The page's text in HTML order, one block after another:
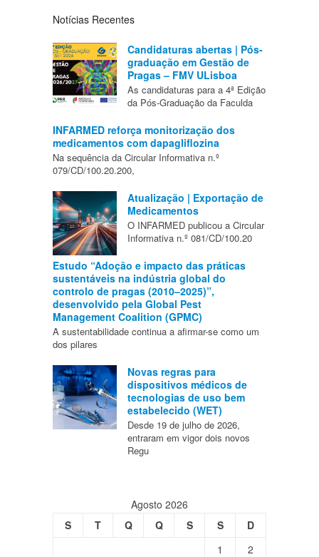
Notícias Recentes
Candidaturas abertas | Pós-
graduação em Gestão de
Pragas – FMV ULisboa
As candidaturas para a 4ª Edição
da Pós-Graduação da Faculda
INFARMED reforça monitorização dos
medicamentos com dapagliflozina
Na sequência da Circular Informativa n.º
079/CD/100.20.200,
Atualização | Exportação de
Medicamentos
O INFARMED publicou a Circular
Informativa n.º 081/CD/100.20
Estudo “Adoção e impacto das práticas
sustentáveis na indústria global do
controlo de pragas (2010–2025)”,
desenvolvido pela Global Pest
Management Coalition (GPMC)
A sustentabilidade continua a afirmar-se como um
dos pilares
Novas regras para
dispositivos médicos de
tecnologias de uso bem
estabelecido (WET)
Desde 19 de julho de 2026,
entraram em vigor dois novos
Regu
Agosto 2026
S
T Q Q S S
D
1
2